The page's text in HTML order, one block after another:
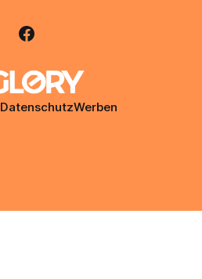
DatenschutzWerben